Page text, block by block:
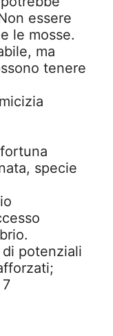
essere
le mosse.
ma
tenere
specie
potenziali